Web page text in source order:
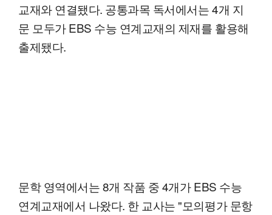
교재와 연결됐다. 공통과목 독서에서는 4개 지
문 모두가 EBS 수능 연계교재의 제재를 활용해
출제됐다.
문학 영역에서는 8개 작품 중 4개가 EBS 수능
연계교재에서 나왔다. 한 교사는 "모의평가 문항